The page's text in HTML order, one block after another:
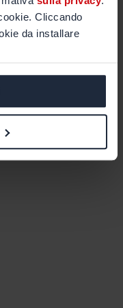
Cliccando
da installare